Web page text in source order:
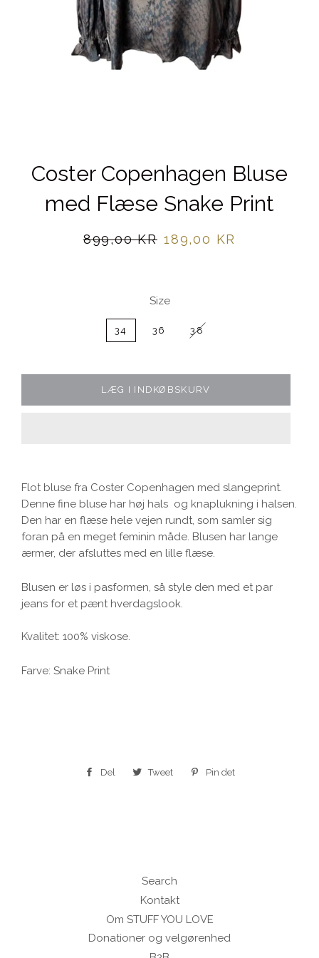
Coster Copenhagen Bluse
med Flæse Snake Print
Normalpris
899,00 KR Udsalgspris
189,00 KR
Size
34 36 38
LÆG I INDKØBSKURV
Flot bluse fra Coster Copenhagen med slangeprint.
Denne fine bluse har høj hals og knaplukning i halsen.
Den har en flæse hele vejen rundt, som samler sig
foran på en meget feminin måde. Blusen har lange
ærmer, der afsluttes med en lille flæse.
Blusen er løs i pasformen, så style den med et par
jeans for et pænt hverdagslook.
Kvalitet: 100% viskose.
Farve: Snake Print
Del
Del
Tweet
Tweet
Pin det
Search
Kontakt
Om STUFF YOU LOVE
Donationer og velgørenhed